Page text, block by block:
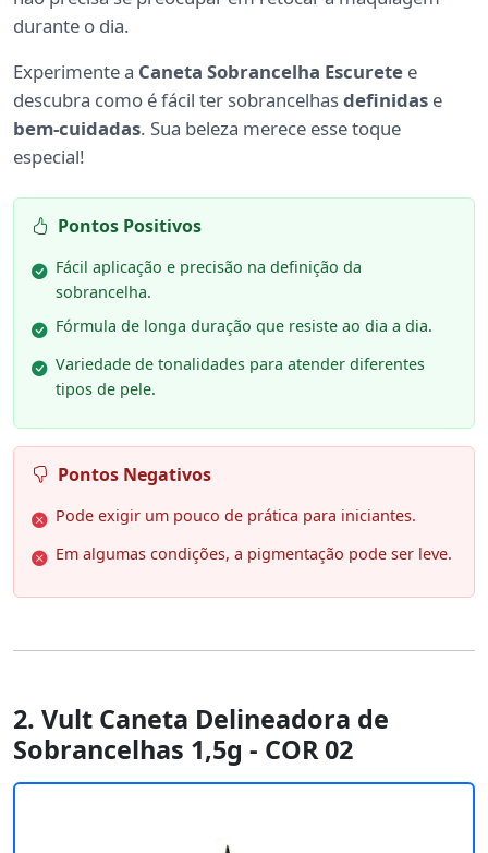
durante o dia.
Experimente a Caneta Sobrancelha Escurete e
descubra como é fácil ter sobrancelhasdefinidas e
bem-cuidadas. Sua beleza merece esse toque
especial!
Pontos Positivos
Fácil aplicação e precisão na definição da
sobrancelha.
Fórmula de longa duração que resiste ao dia a dia.
Variedade de tonalidades para atender diferentes
tipos de pele.
Pontos Negativos
Pode exigir um pouco de prática para iniciantes.
Em algumas condições, a pigmentação pode ser leve.
2. Vult Caneta Delineadora de
Sobrancelhas 1,5g - COR 02